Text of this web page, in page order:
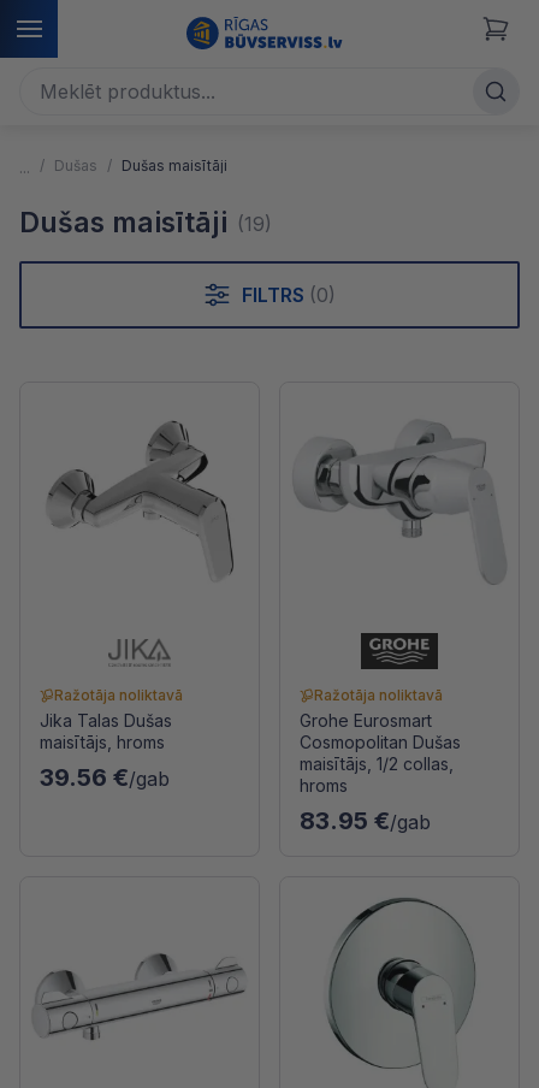
Dušas Dušas maisītāji
Dušas maisītāji (19)
FILTRS (0)
Ražotāja noliktavā
Jika Talas Dušas
maisītājs, hroms
39.56 €/gab
Ražotāja noliktavā
Grohe Eurosmart
Cosmopolitan Dušas
maisītājs, 1/2 collas,
hroms
83.95 €/gab